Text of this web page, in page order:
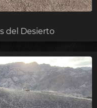
del Desierto